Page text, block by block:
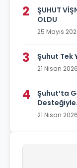
2
ŞUHUT
OLDU
25 Mayıs
3 Şuhut Tek
21 Nisan 2026
4
Şuhut’ta
21 Nisan 2026